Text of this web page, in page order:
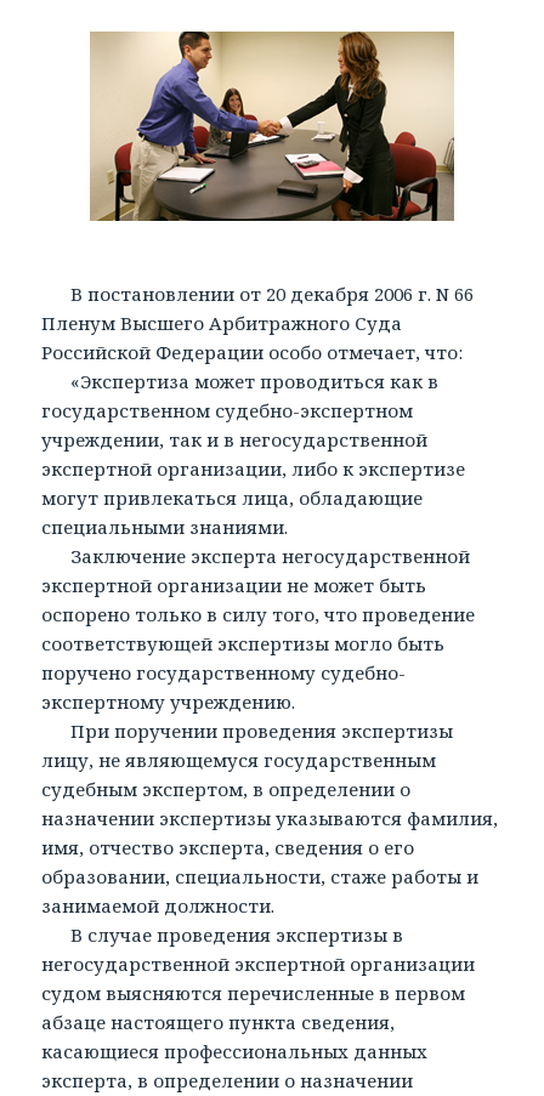
В постановлении от 20 декабря 2006 г. N 66
Пленум Высшего Арбитражного Суда
Российской Федерации особо отмечает, что:
«Экспертиза может проводиться как в
государственном судебно-экспертном
учреждении, так и в негосударственной
экспертной организации, либо к экспертизе
могут привлекаться лица, обладающие
специальными знаниями.
Заключение эксперта негосударственной
экспертной организации не может быть
оспорено только в силу того, что проведение
соответствующей экспертизы могло быть
поручено государственному судебно-
экспертному учреждению.
При поручении проведения экспертизы
лицу, не являющемуся государственным
судебным экспертом, в определении о
назначении экспертизы указываются фамилия,
имя, отчество эксперта, сведения о его
образовании, специальности, стаже работы и
занимаемой должности.
В случае проведения экспертизы в
негосударственной экспертной организации
судом выясняются перечисленные в первом
абзаце настоящего пункта сведения,
касающиеся профессиональных данных
эксперта, в определении о назначении